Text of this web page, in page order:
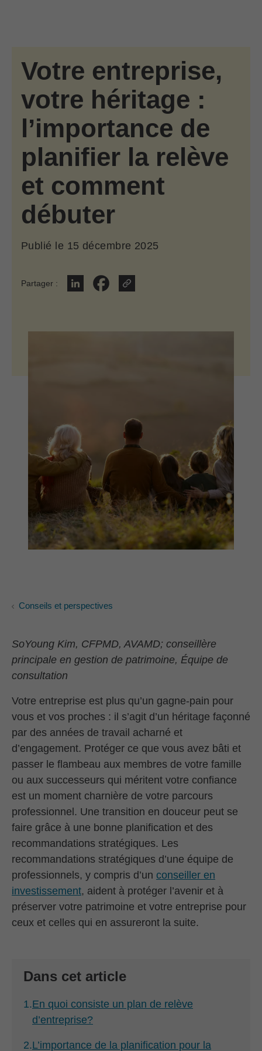
Votre entreprise,
votre héritage :
l’importance de
planifier la relève
et comment
débuter
Publié le 15 décembre 2025
Partager :
Conseils et perspectives
SoYoung Kim, CFPMD, AVAMD; conseillère
principale en gestion de patrimoine, Équipe de
consultation
Votre entreprise est plus qu’un gagne-pain pour
vous et vos proches : il s’agit d’un héritage façonné
par des années de travail acharné et
d’engagement. Protéger ce que vous avez bâti et
passer le flambeau aux membres de votre famille
ou aux successeurs qui méritent votre confiance
est un moment charnière de votre parcours
professionnel. Une transition en douceur peut se
faire grâce à une bonne planification et des
recommandations stratégiques. Les
recommandations stratégiques d’une équipe de
professionnels, y compris d’un conseiller en
investissement, aident à protéger l’avenir et à
préserver votre patrimoine et votre entreprise pour
ceux et celles qui en assureront la suite.
Dans cet article
1.En quoi consiste un plan de relève
d’entreprise?
2.L’importance de la planification pour la